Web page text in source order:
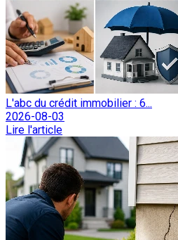
L'abc du crédit immobilier : 6...
2026-08-03
Lire l'article